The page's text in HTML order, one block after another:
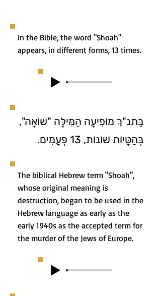
In the Bible, the word "Shoah"
appears, in different forms, 13 times.
בַּתנ"ךְ מוֹפִיעָה הַמִּילָּה "שׁוֹאָה",
בְּהַטָּיוֹת שׁוֹנוֹת, 13 פְּעָמִים.
The biblical Hebrew term "Shoah",
whose original meaning is
destruction, began to be used in the
Hebrew language as early as the
early 1940s as the accepted term for
the murder of the Jews of Europe.